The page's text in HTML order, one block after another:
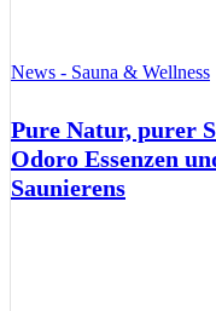
News - Sauna & Wellness
Pure Natur, purer
Odoro Essenzen
Saunierens